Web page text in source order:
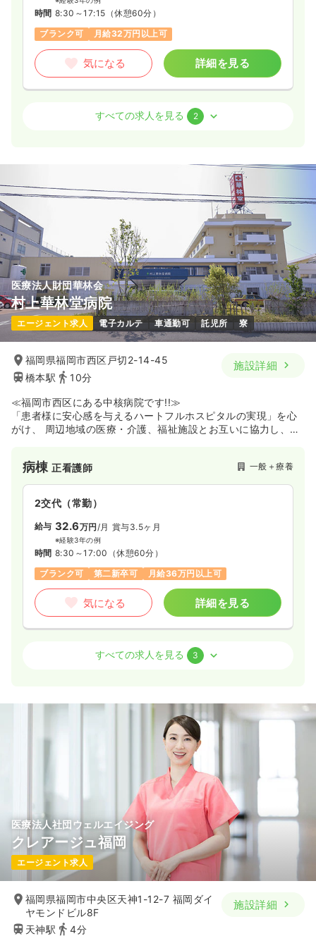
時間 8:30～17:15 （休憩60分）
ブランク可
月給32万円以上可
気になる 詳細を見る
正看護師
時間 8:30～17:15（休憩60分）
オンコールあり
ブランク可
月給28万円以上可
気になる 詳細を見る
その他正・准看護師 一般病院
日勤のみ（常勤）
給与 19.7〜21.7万円 /月 賞与4ヶ月
※一例
4週8休以上
月給21万円以上可
すべての求人を見る 2
医療法人財団華林会
村上華林堂病院
エージェント求人 電子カルテ 車通勤可 託児所 寮
福岡県福岡市西区戸切2-14-45
橋本駅
10分
施設詳細
≪福岡市西区にある中核病院です!!≫
「患者様に安心感を与えるハートフルホスピタルの実現」を心
がけ、 周辺地域の医療・介護、福祉施設とお互いに協力し、生
です。
病棟正看護師 一般＋療養
2交代（常勤）
給与 32.6万円 /月 賞与3.5ヶ月
※経験3年の例
時間 8:30～17:00 （休憩60分）
ブランク可
第二新卒可 月給36万円以上可
気になる 詳細を見る
24.2〜29.6 万円 賞与3.5ヶ月
詳細を見る
オペ室(手術室)正看護師
日勤のみ（常勤）
給与 20.5〜25.7万円 /月 賞与3.5ヶ月
※一例
時間
8:30～17:00
すべての求人を見る 3
医療法人社団ウェルエイジング
クレアージュ福岡
エージェント求人
福岡県福岡市中央区天神1-12-7 福岡ダイ
ヤモンドビル8F
天神駅
4分
施設詳細